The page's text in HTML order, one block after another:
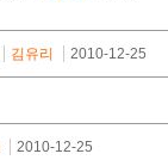
김유리 2010-12-25
2010-12-25